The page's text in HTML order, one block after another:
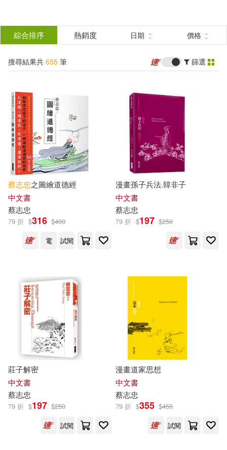
結
選
分類 (單選)
所有商品(655) 圖書(619)
影音(1) 電子書(35)
展開
作者 (可複選)
蔡志忠(572)
蔡志忠（編繪）(35) 魚夫(8)
蔡志忠編繪(5)
蔡志忠 編繪(4)
Aquarius X(3) 施振榮(3)
蔡志忠 繪(3)
[中國台灣]蔡志忠(2)
出版社 (可複選)
時報出版(100) 大塊文化(82)
山東人民出版社(77)
海豚出版社(47)
配送方式 (可複選)
綜合排序 熱銷度 日期 價格
搜尋結果共 655 筆 篩選
蔡志忠之圖繪道德經
中文書
蔡志忠
79 折 $316 $400
電
試閱
漫畫孫子兵法.韓非子
中文書
蔡志忠
79 折 $197 $250
莊子解密
中文書
蔡志忠
79 折 $197 $250
試閱
漫畫道家思想
中文書
蔡志忠
79 折 $355 $450
試閱